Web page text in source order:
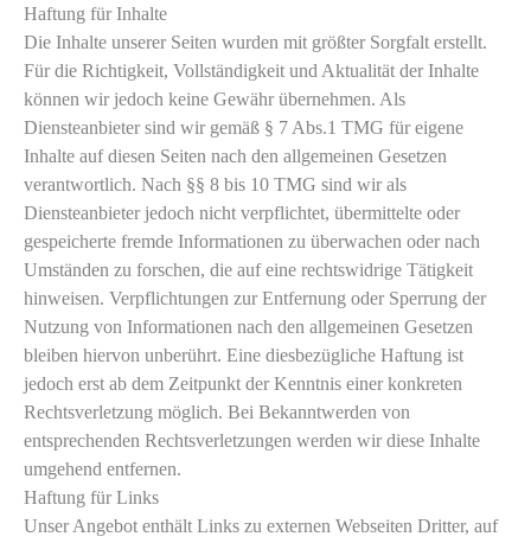
Haftung für Inhalte
Die Inhalte unserer Seiten wurden mit größter Sorgfalt erstellt.
Für die Richtigkeit, Vollständigkeit und Aktualität der Inhalte
können wir jedoch keine Gewähr übernehmen. Als
Diensteanbieter sind wir gemäß § 7 Abs.1 TMG für eigene
Inhalte auf diesen Seiten nach den allgemeinen Gesetzen
verantwortlich. Nach §§ 8 bis 10 TMG sind wir als
Diensteanbieter jedoch nicht verpflichtet, übermittelte oder
gespeicherte fremde Informationen zu überwachen oder nach
Umständen zu forschen, die auf eine rechtswidrige Tätigkeit
hinweisen. Verpflichtungen zur Entfernung oder Sperrung der
Nutzung von Informationen nach den allgemeinen Gesetzen
bleiben hiervon unberührt. Eine diesbezügliche Haftung ist
jedoch erst ab dem Zeitpunkt der Kenntnis einer konkreten
Rechtsverletzung möglich. Bei Bekanntwerden von
entsprechenden Rechtsverletzungen werden wir diese Inhalte
umgehend entfernen.
Haftung für Links
Unser Angebot enthält Links zu externen Webseiten Dritter, auf